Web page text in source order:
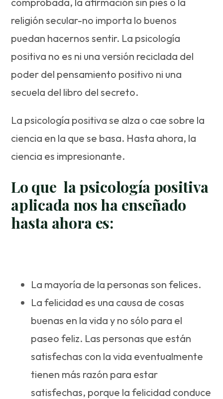
religión secular-no importa lo buenos
puedan hacernos sentir. La psicología
positiva no es ni una versión reciclada del
poder del pensamiento positivo ni una
secuela del libro del secreto.
La psicología positiva se alza o cae sobre la
ciencia en la que se basa. Hasta ahora, la
ciencia es impresionante.
Lo que la psicología positiva
aplicada nos ha enseñado
hasta ahora es:
La mayoría de la personas son felices.
La felicidad es una causa de cosas
buenas en la vida y no sólo para el
paseo feliz. Las personas que están
satisfechas con la vida eventualmente
tienen más razón para estar
satisfechas, porque la felicidad conduce